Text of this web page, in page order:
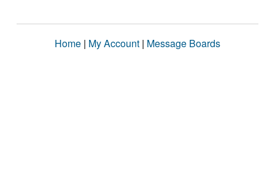
Home | My Account | Message Boards